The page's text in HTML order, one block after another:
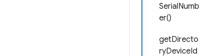
SerialNumb
er()
getDirecto
ryDeviceId